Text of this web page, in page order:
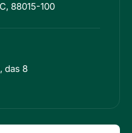
88015-100
das 8